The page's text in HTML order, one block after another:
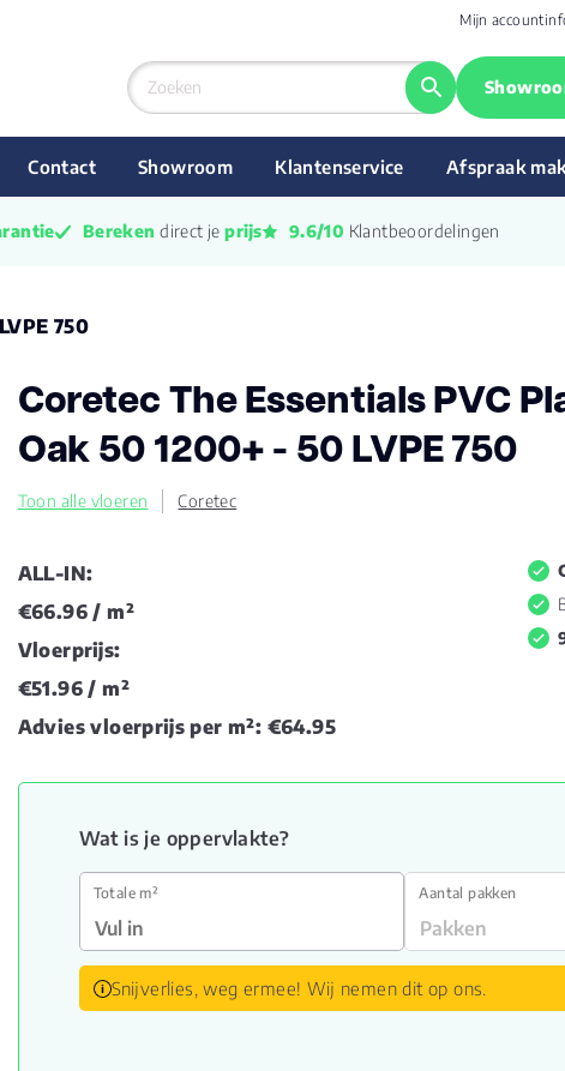
Mijn account
Contact Showroom Klantenservice Afspraak
Bereken direct je prijs 9.6/10 Klantbeoordelingen
750
Coretec The Essentials PVC
Oak 50 1200+ - 50 LVPE 750
Toon alle vloeren Coretec
ALL-IN:
€66.96 / m²
Vloerprijs:
€51.96/ m²
Advies vloerprijs per m²: €64.95
Wat is je oppervlakte?
Totale m² Aantal pakken
Snijverlies, weg ermee! Wij nemen dit op ons.